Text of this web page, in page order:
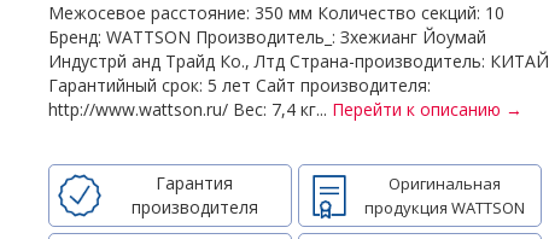
Межосевое расстояние: 350 мм Количество секций: 10
Бренд: WATTSON Производитель_: Зхежианг Йоумай
Индустрй анд Трайд Ко., Лтд Страна-производитель: КИТАЙ
Гарантийный срок: 5 лет Сайт производителя:
http://www.wattson.ru/ Вес: 7,4 кг... Перейти к описанию →
Гарантия
производителя
Оригинальная
продукция WATTSON